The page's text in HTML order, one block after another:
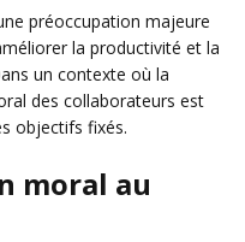
préoccupation majeure
la productivité et la
un contexte où la
des collaborateurs est
objectifs fixés.
moral au